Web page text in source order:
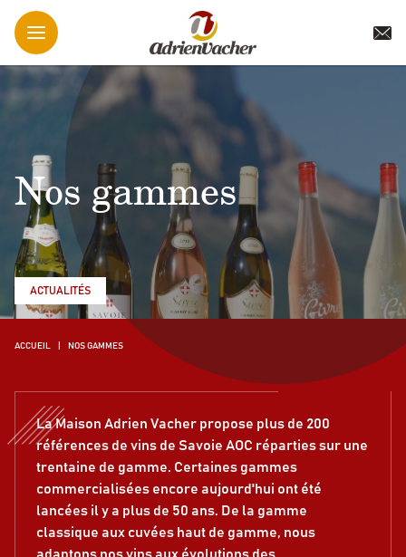
Nos gammes
ACCUEIL NOS GAMMES
ACTUALITÉS
La Maison Adrien Vacher propose plus de 200
références de vins de Savoie AOC réparties sur une
trentaine de gamme. Certaines gammes
commercialisées encore aujourd'hui ont été
lancées il y a plus de 50 ans. De la gamme
classique aux cuvées haut de gamme, nous